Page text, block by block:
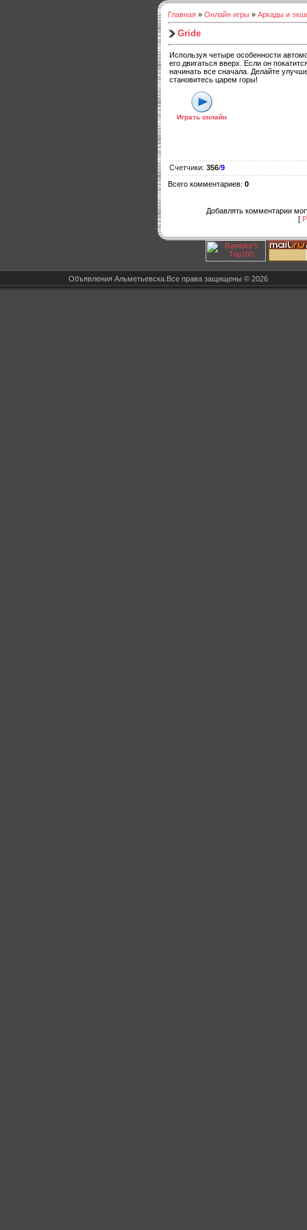
Главная » Онлайн игры » Аркады и
Gride
Используя четыре особенности
его двигаться вверх. Если он
начинать все сначала. Делайте
становитесь царем горы!
Играть онлайн
Счетчики: 356/9
Всего комментариев: 0
Добавлять комментарии
[
Объявления Альметьевска.Все права защищены © 2026